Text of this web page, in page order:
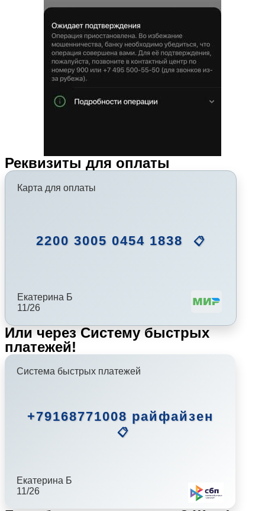
Реквизиты для оплаты
Карта для оплаты
2200 3005 0454 1838 📋
Екатерина Б
11/26
Или через Систему быстрых
платежей!
Система быстрых платежей
+79168771008 райфайзен
📋
Екатерина Б
11/26